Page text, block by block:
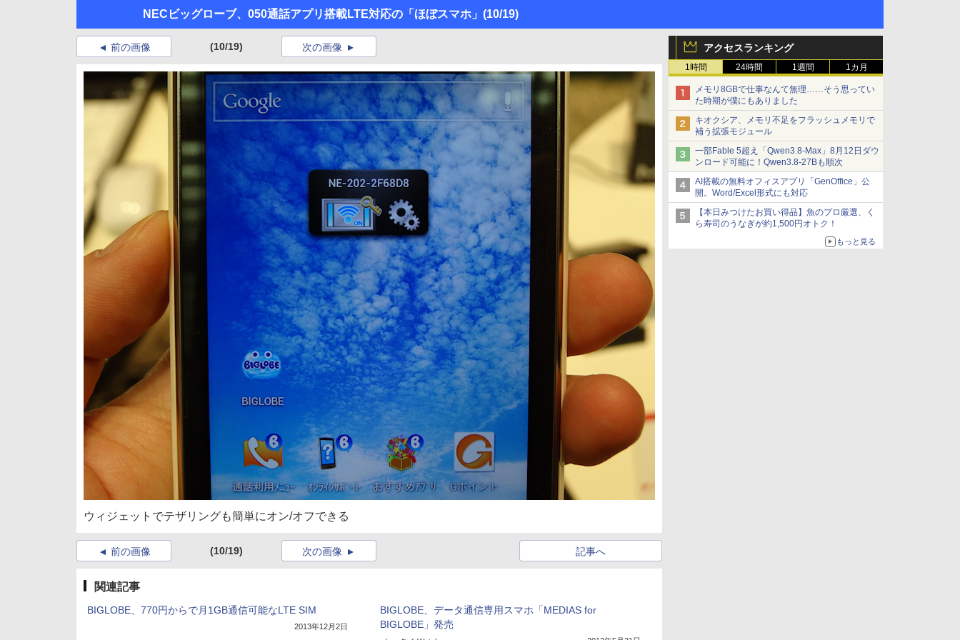
NECビッグローブ、050通話アプリ搭載LTE対応の「ほぼスマホ」 (10/19)
アクセスランキング
1時間 24時間 1週間 1カ月
メモリ8GBで仕事なんて無理……そう思ってい
た時期が僕にもありました
キオクシア、メモリ不足をフラッシュメモリで
補う拡張モジュール
一部Fable 5超え「Qwen3.8-Max」8月12日ダウ
ンロード可能に！Qwen3.8-27Bも順次
AI搭載の無料オフィスアプリ「GenOffice」公
開。Word/Excel形式にも対応
【本日みつけたお買い得品】魚のプロ厳選、く
ら寿司のうなぎが約1,500円オトク！
もっと見る
前の画像 (10/19) 次の画像
ウィジェットでテザリングも簡単にオン/オフできる
前の画像 (10/19) 記事へ
次の画像
関連記事
BIGLOBE、770円からで月1GB通信可能なLTE SIM
2013年12月2日
BIGLOBE、データ通信専用スマホ「MEDIAS for
BIGLOBE」発売